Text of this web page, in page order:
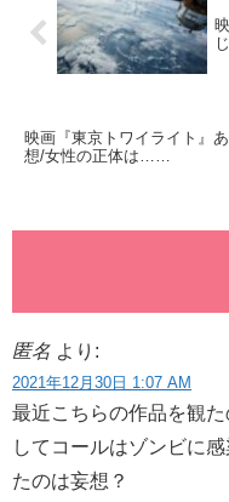
映画『東京トワイライト』
想/女性の正体は……
匿名 より:
2021年12月30日 1:07 AM
最近こちらの作品を観
してコールはゾンビに
たのは妄想？